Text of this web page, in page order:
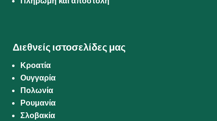
Διεθνείς ιστοσελίδες μας
Κροατία
Ουγγαρία
Πολωνία
Ρουμανία
Σλοβακία